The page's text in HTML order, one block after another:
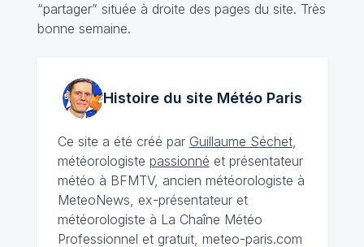
“partager” située à droite des pages du site. Très
bonne semaine.
Histoire du site MétéoParis
Ce site a été créé par Guillaume Séchet,
météorologiste passionné et présentateur
météo à BFMTV, ancien météorologiste à
MeteoNews, ex-présentateur et
météorologiste à La Chaîne Météo
Professionnel et gratuit, meteo-paris.com